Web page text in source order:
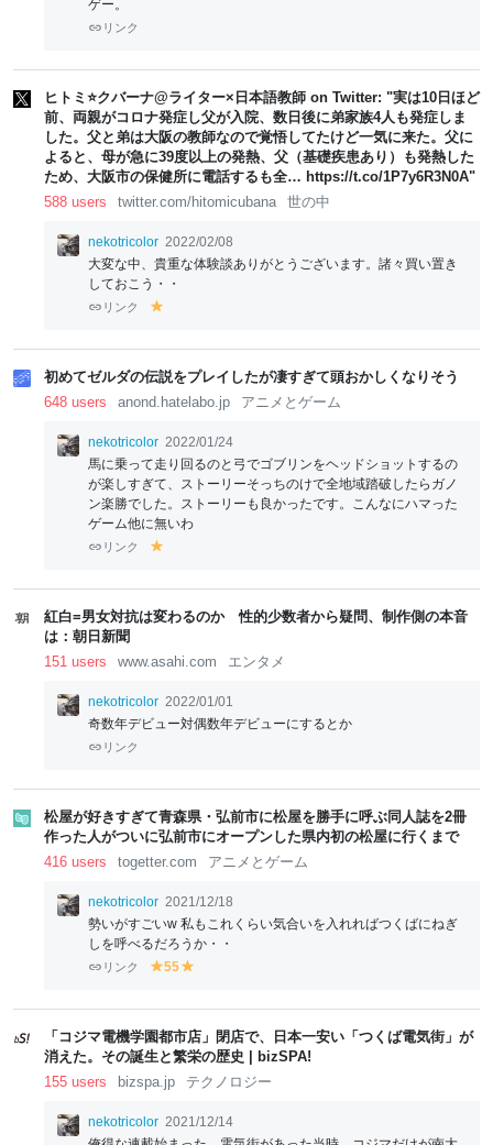
ゲー。
リンク
ヒトミ⭐クバーナ@ライター×日本語教師 on Twitter: "実は10日ほど
前、両親がコロナ発症し父が入院、数日後に弟家族4人も発症しま
した。父と弟は大阪の教師なので覚悟してたけど一気に来た。父に
よると、母が急に39度以上の発熱、父（基礎疾患あり）も発熱した
ため、大阪市の保健所に電話するも全… https://t.co/1P7y6R3N0A"
588 users
twitter.com/hitomicubana 世の中
nekotricolor 2022/02/08
大変な中、貴重な体験談ありがとうございます。諸々買い置き
しておこう・・
リンク
lo
w
初めてゼルダの伝説をプレイしたが凄すぎて頭おかしくなりそう
648 users
anond.hatelabo.jp アニメとゲーム
nekotricolor 2022/01/24
馬に乗って走り回るのと弓でゴブリンをヘッドショットするの
が楽しすぎて、ストーリーそっちのけで全地域踏破したらガノ
ン楽勝でした。ストーリーも良かったです。こんなにハマった
ゲーム他に無いわ
リンク
lo
w
紅白=男女対抗は変わるのか 性的少数者から疑問、制作側の本音
は：朝日新聞
151 users
www.asahi.com エンタメ
nekotricolor 2022/01/01
奇数年デビュー対偶数年デビューにするとか
リンク
松屋が好きすぎて青森県・弘前市に松屋を勝手に呼ぶ同人誌を2冊
作った人がついに弘前市にオープンした県内初の松屋に行くまで
416 users
togetter.com アニメとゲーム
nekotricolor 2021/12/18
勢いがすごいw 私もこれくらい気合いを入れればつくばにねぎ
しを呼べるだろうか・・
リンク
y
lo
w
55
lo
w
「コジマ電機学園都市店」閉店で、日本一安い「つくば電気街」が
消えた。その誕生と繁栄の歴史 | bizSPA!
155 users
bizspa.jp テクノロジー
nekotricolor 2021/12/14